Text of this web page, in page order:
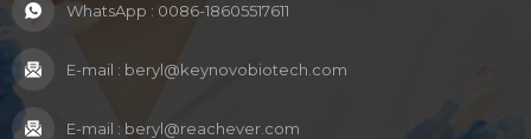
WhatsApp : 0086-18605517611
E-mail : beryl@keynovobiotech.com
E-mail : beryl@reachever.com